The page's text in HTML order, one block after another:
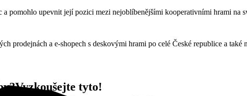
pomohlo upevnit její pozici mezi nejoblíbenějšími kooperativními hrami na
prodejnách a e-shopech s deskovými hrami po celé České republice a
tyto!